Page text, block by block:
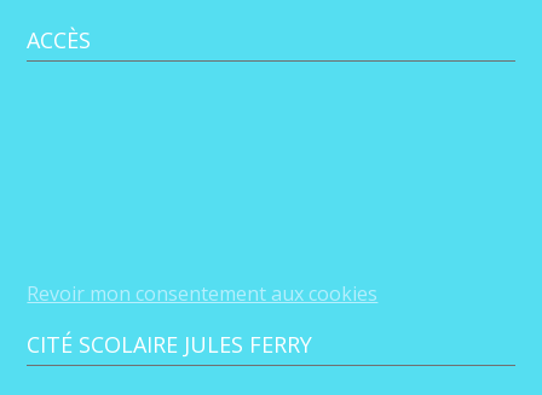
ACCÈS
Revoir mon consentement aux cookies
CITÉ SCOLAIRE JULES FERRY